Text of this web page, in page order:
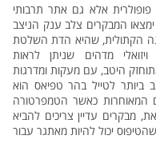
אלא גם אתר תרבותי
המבקרים צלב ענק הניצב
הקתולית, שהיא הדת השלטת
מדהים שניתן לראות
היטב, עם מעקות ומדרגות
ביותר לטייל בהר טפיאס הוא
המאוחרות כאשר הטמפרטורה
מבקרים עדיין צריכים להביא
יכול להיות מאתגר עבור